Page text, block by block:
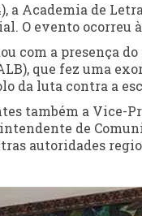
a Academia de
O evento ocorreu
com a presença
que fez uma
da luta contra a
também a Vice-
de
autoridades